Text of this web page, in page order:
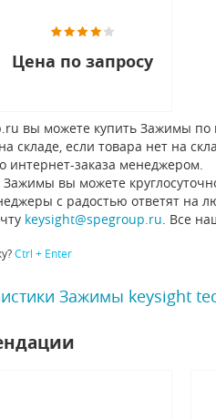
Цена по запросу
вы можете купить Зажимы
складе, если товара нет на
интернет-заказа менеджером.
Зажимы вы можете
с радостью ответят на
keysight@spegroup.ru . Все
Ctrl + Enter
Зажимы keysight